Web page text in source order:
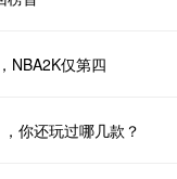
NBA2K仅第四
你还玩过哪几款？